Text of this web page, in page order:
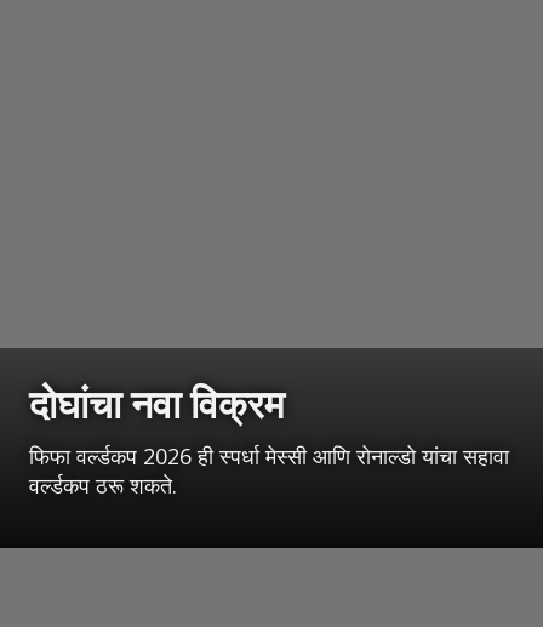
दोघांचा नवा विक्रम
फिफा वर्ल्डकप 2026 ही स्पर्धा मेस्सी आणि रोनाल्डो यांचा सहावा
वर्ल्डकप ठरू शकते.